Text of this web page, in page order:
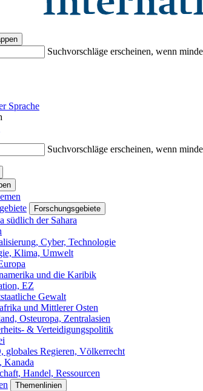
Suchvorschläge erscheinen, wenn
Sprache
Suchvorschläge erscheinen, wenn
Forschungsgebiete
südlich der Sahara
Cyber, Technologie
Klima, Umwelt
und die Karibik
EZ
Gewalt
und Mittlerer Osten
Osteuropa, Zentralasien
& Verteidigungspolitik
globales Regieren, Völkerrecht
Kanada
Handel, Ressourcen
Themenlinien